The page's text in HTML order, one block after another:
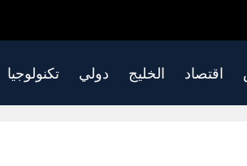
اقتصاد الخليج دولي تكنولوجيا